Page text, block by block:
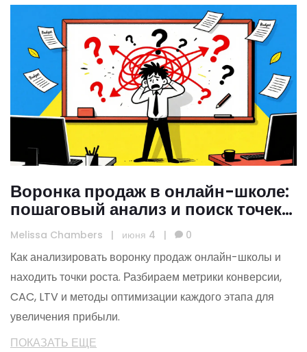
Воронка продаж в онлайн-школе:
пошаговый анализ и поиск точек
роста
Melissa Chambers | июня 4 | 0
Как анализировать воронку продаж онлайн-школы и
находить точки роста. Разбираем метрики конверсии,
CAC, LTV и методы оптимизации каждого этапа для
увеличения прибыли.
ПОКАЗАТЬ ЕЩЕ